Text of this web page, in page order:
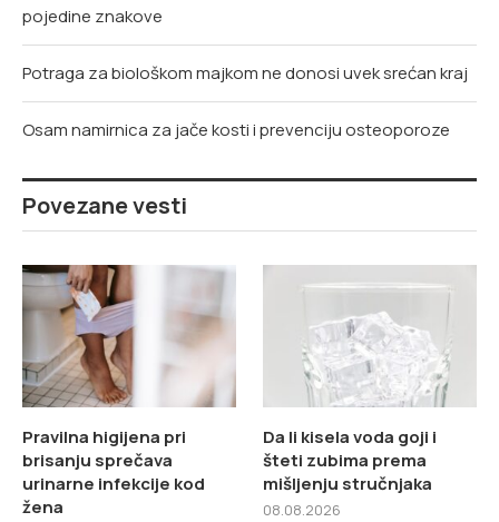
pojedine znakove
Potraga za biološkom majkom ne donosi uvek srećan kraj
Osam namirnica za jače kosti i prevenciju osteoporoze
Povezane vesti
Pravilna higijena pri
brisanju sprečava
urinarne infekcije kod
žena
Da li kisela voda goji i
šteti zubima prema
mišljenju stručnjaka
08.08.2026